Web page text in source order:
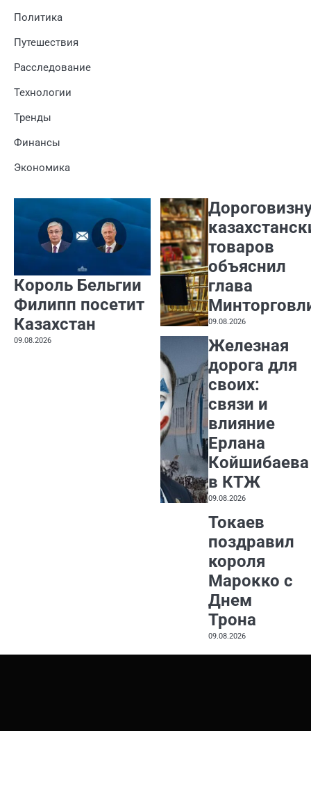
Политика
Путешествия
Расследование
Технологии
Тренды
Финансы
Экономика
Король Бельгии
Филипп посетит
Казахстан
09.08.2026
товаров
объяснил
глава
09.08.2026
Железная
дорога для
своих:
связи и
влияние
Ерлана
Койшибаева
в КТЖ
09.08.2026
Токаев
поздравил
короля
Марокко с
Днем
Трона
09.08.2026